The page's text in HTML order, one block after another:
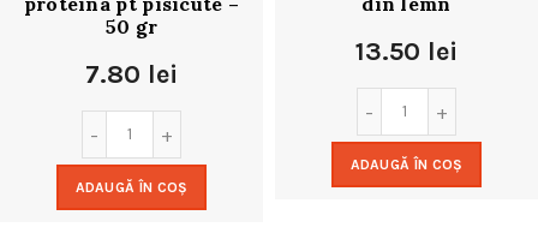
50 gr
7.80 lei
ADAUGĂ ÎN COȘ
13.50 lei
ADAUGĂ ÎN COȘ